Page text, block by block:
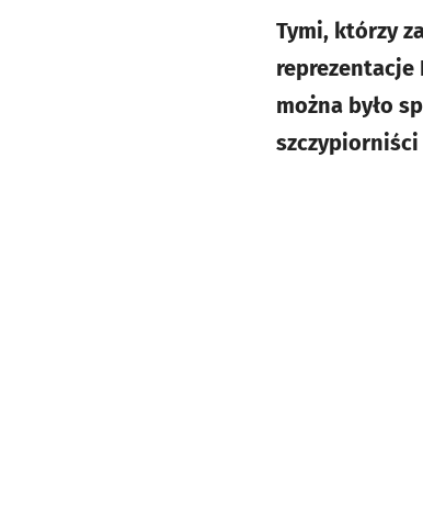
Tymi, którzy
reprezentacje
można było
szczypiorniści